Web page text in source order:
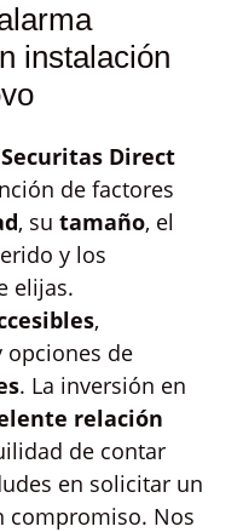
instalación
Direct
de factores
, su tamaño, el
y los
elijas.
,
opciones de
. La inversión en
relación
de contar
en solicitar un
compromiso. Nos